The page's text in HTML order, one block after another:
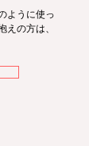
ように使っ
の方は、